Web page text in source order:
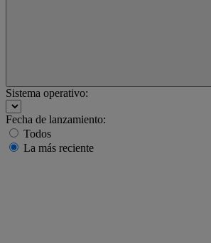
Sistema operativo:
Fecha de lanzamiento:
Todos
La más reciente